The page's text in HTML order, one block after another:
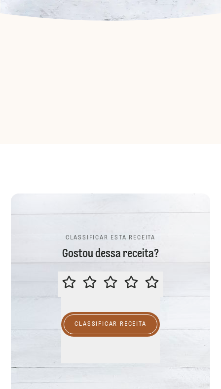
CLASSIFICAR ESTA RECEITA
Gostou dessa receita?
CLASSIFICAR ESTA RECEITA
CLASSIFICAR RECEITA